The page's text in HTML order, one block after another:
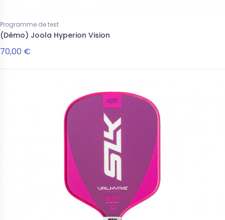
Programme de test
(Démo) Joola Hyperion Vision
70,00 €